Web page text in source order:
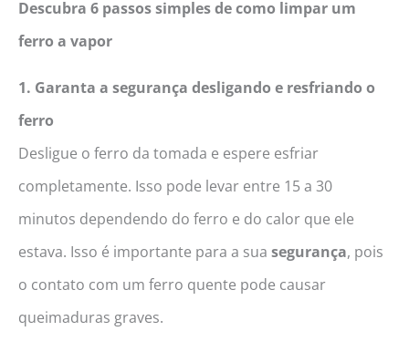
Descubra 6 passos simples de como limpar um
ferro a vapor
1. Garanta a segurança desligando e resfriando o
ferro
Desligue o ferro da tomada e espere esfriar
completamente. Isso pode levar entre 15 a 30
minutos dependendo do ferro e do calor que ele
estava. Isso é importante para a sua segurança, pois
o contato com um ferro quente pode causar
queimaduras graves.